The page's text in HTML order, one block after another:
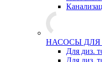
НАСОСЫ ДЛЯ
Для диз.
Для диз.